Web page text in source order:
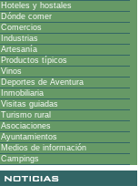
Hoteles y hostales
Dónde comer
Comercios
Industrias
Artesanía
Productos típicos
Vinos
Deportes de Aventura
Inmobiliaria
Visitas guiadas
Turismo rural
Asociaciones
Ayuntamientos
Medios de información
Campings